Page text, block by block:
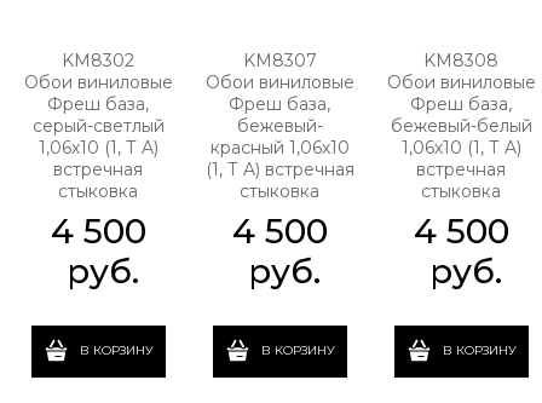
KM8302
Обои виниловые
Фреш база,
серый-светлый
1,06х10 (1, Т A)
встречная
стыковка
4 500
руб.
В КОРЗИНУ
KM8307
Обои виниловые
Фреш база,
бежевый-
красный 1,06х10
(1, Т A) встречная
стыковка
4 500
руб.
В КОРЗИНУ
KM8308
Обои виниловые
Фреш база,
бежевый-белый
1,06х10 (1, Т A)
встречная
стыковка
4 500
руб.
В КОРЗИНУ